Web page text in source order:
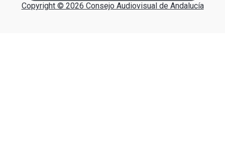
Copyright © 2026 Consejo Audiovisual de Andalucía